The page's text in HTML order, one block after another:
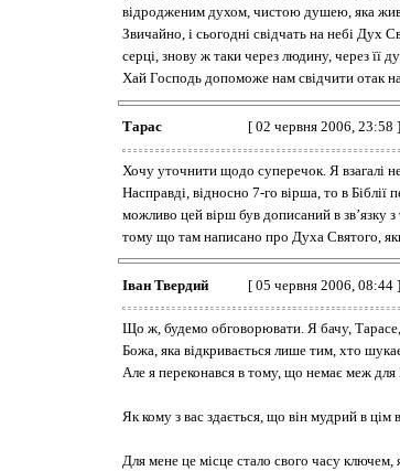
відродженим духом, чистою душею, яка
Звичайно, і сьогодні свідчать на небі Дух
серці, знову ж таки через людину, через її
Хай Господь допоможе нам свідчити отак на
Тарас [ 02 червня 2006, 23:58 ]
Хочу уточнити щодо суперечок. Я взагалі
Насправді, відносно 7-го вірша, то в
можливо цей вірш був дописаний в зв’язку
тому що там написано про Духа Святого,
Іван Твердий [ 05 червня 2006, 08:44 ]
Що ж, будемо обговорювати. Я бачу, Тарасе,
Божа, яка відкривається лише тим, хто
Але я переконався в тому, що немає меж
Як кому з вас здається, що він мудрий в
Для мене це місце стало свого часу ключем,